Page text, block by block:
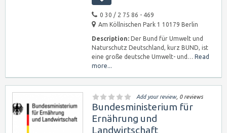
0 30 / 2 75 86 - 469
Am Köllnischen Park 1 10179 Berlin
Description: Der Bund für Umwelt und
Naturschutz Deutschland, kurz BUND, ist
eine große deutsche Umwelt- und… Read
more...
Add your review, 0 reviews
Bundesministerium für
Ernährung und
Landwirtschaft